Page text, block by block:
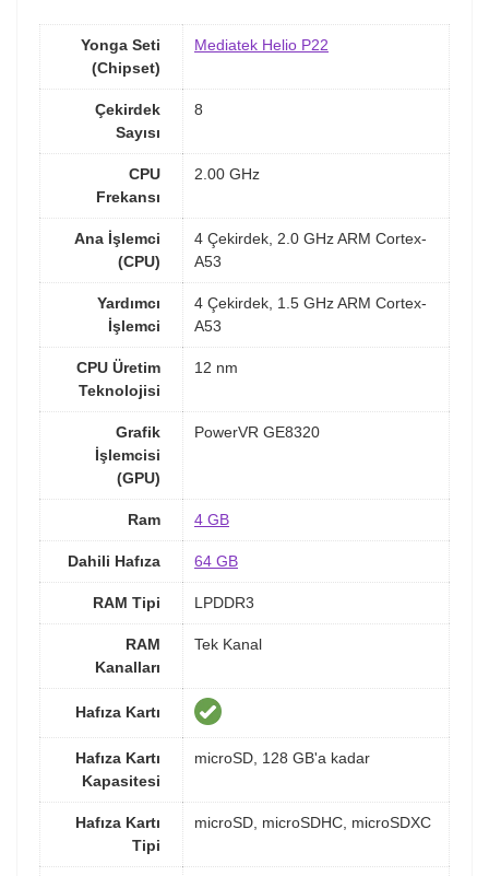
Yonga Seti
(Chipset)
Mediatek Helio P22
Çekirdek
Sayısı
8
CPU
Frekansı
2.00 GHz
Ana İşlemci
(CPU)
4 Çekirdek, 2.0 GHz ARM Cortex-
A53
Yardımcı
İşlemci
4 Çekirdek, 1.5 GHz ARM Cortex-
A53
CPU Üretim
Teknolojisi
12 nm
Grafik
İşlemcisi
(GPU)
PowerVR GE8320
Ram 4 GB
Dahili Hafıza 64 GB
RAM Tipi LPDDR3
RAM
Kanalları
Tek Kanal
Hafıza Kartı
Hafıza Kartı
Kapasitesi
microSD, 128 GB'a kadar
Hafıza Kartı
Tipi
microSD, microSDHC, microSDXC